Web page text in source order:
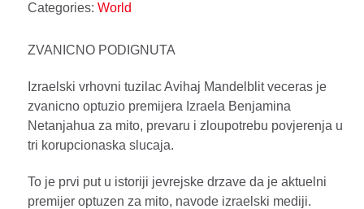
Categories: World
ZVANICNO PODIGNUTA
Izraelski vrhovni tuzilac Avihaj Mandelblit veceras je
zvanicno optuzio premijera Izraela Benjamina
Netanjahua za mito, prevaru i zloupotrebu povjerenja u
tri korupcionaska slucaja.
To je prvi put u istoriji jevrejske drzave da je aktuelni
premijer optuzen za mito, navode izraelski mediji.